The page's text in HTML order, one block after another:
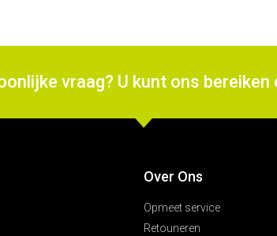
vraag? U kunt ons bereiken
Over Ons
Opmeet service
Retouneren